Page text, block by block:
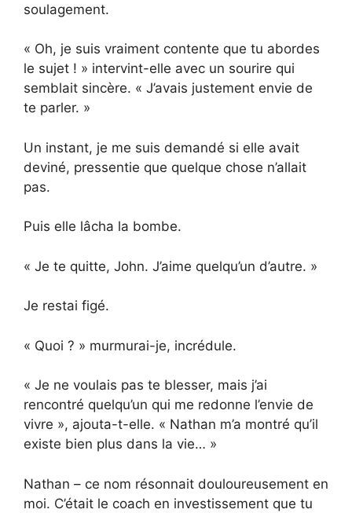
soulagement.
« Oh, je suis vraiment contente que tu abordes
le sujet ! » intervint-elle avec un sourire qui
semblait sincère. « J’avais justement envie de
te parler. »
Un instant, je me suis demandé si elle avait
deviné, pressentie que quelque chose n’allait
pas.
Puis elle lâcha la bombe.
« Je te quitte, John. J’aime quelqu’un d’autre. »
Je restai figé.
« Quoi ? » murmurai-je, incrédule.
« Je ne voulais pas te blesser, mais j’ai
rencontré quelqu’un qui me redonne l’envie de
vivre », ajouta-t-elle. « Nathan m’a montré qu’il
existe bien plus dans la vie… »
Nathan – ce nom résonnait douloureusement en
moi. C’était le coach en investissement que tu